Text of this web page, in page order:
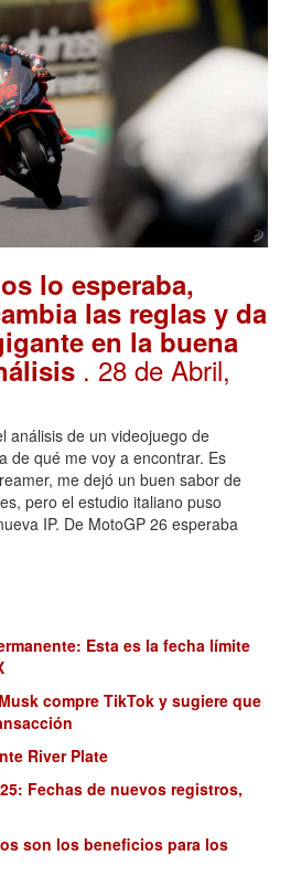
lo esperaba,
las reglas y da
en la buena
. 28 de Abril,
análisis de un videojuego de
de qué me voy a encontrar. Es
me dejó un buen sabor de
pero el estudio italiano puso
IP. De MotoGP 26 esperaba
Esta es la fecha límite
compre TikTok y sugiere que
River Plate
Fechas de nuevos registros,
son los beneficios para los